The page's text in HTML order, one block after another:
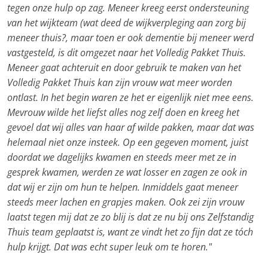
tegen onze hulp op zag. Meneer kreeg eerst ondersteuning
van het wijkteam (wat deed de wijkverpleging aan zorg bij
meneer thuis?, maar toen er ook dementie bij meneer werd
vastgesteld, is dit omgezet naar het Volledig Pakket Thuis.
Meneer gaat achteruit en door gebruik te maken van het
Volledig Pakket Thuis kan zijn vrouw wat meer worden
ontlast. In het begin waren ze het er eigenlijk niet mee eens.
Mevrouw wilde het liefst alles nog zelf doen en kreeg het
gevoel dat wij alles van haar af wilde pakken, maar dat was
helemaal niet onze insteek. Op een gegeven moment, juist
doordat we dagelijks kwamen en steeds meer met ze in
gesprek kwamen, werden ze wat losser en zagen ze ook in
dat wij er zijn om hun te helpen. Inmiddels gaat meneer
steeds meer lachen en grapjes maken. Ook zei zijn vrouw
laatst tegen mij dat ze zo blij is dat ze nu bij ons Zelfstandig
Thuis team geplaatst is, want ze vindt het zo fijn dat ze tóch
hulp krijgt. Dat was echt super leuk om te horen."